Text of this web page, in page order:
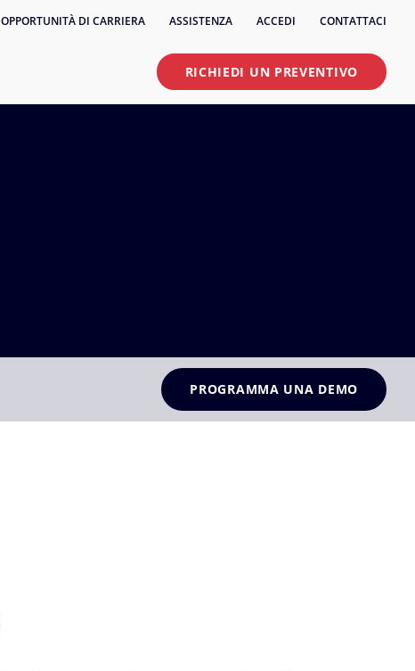
OPPORTUNITÀ DI CARRIERA ASSISTENZA ACCEDI CONTATTACI
RICHIEDI UN PREVENTIVO
PROGRAMMA UNA DEMO